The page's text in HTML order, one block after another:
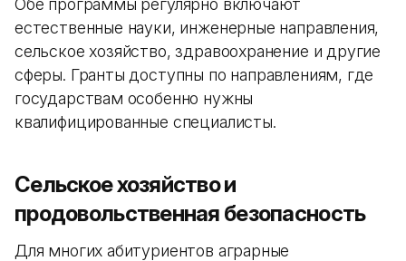
Обе программы регулярно включают
естественные науки, инженерные направления,
сельское хозяйство, здравоохранение и другие
сферы. Гранты доступны по направлениям, где
государствам особенно нужны
квалифицированные специалисты.
Сельское хозяйство и
продовольственная безопасность
Для многих абитуриентов аграрные